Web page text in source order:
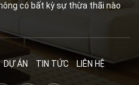
có bất kỳ sự thừa thãi nào
DỰ ÁN TIN TỨC LIÊN HỆ